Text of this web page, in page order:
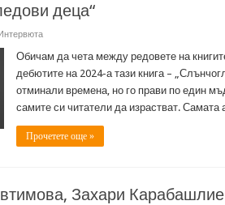
деца“
Обичам да чета между редовете на
дебютите на 2024-а тази книга –
отминали времена, но го прави по един
самите си читатели да израстват.
Прочетете още »
Захари